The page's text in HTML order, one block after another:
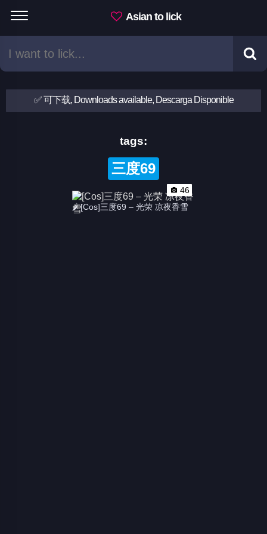
Asian to lick
✅ 可下载, Downloads available, Descarga Disponible
tags:
三度69
46
🌶 [Cos]三度69 – 光荣 凉夜香雪